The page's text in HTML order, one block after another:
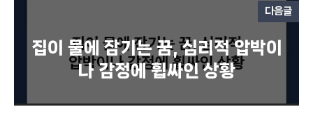
다음글
집이 물에 잠기는 꿈, 심리적 압박이
나 감정에 휩싸인 상황